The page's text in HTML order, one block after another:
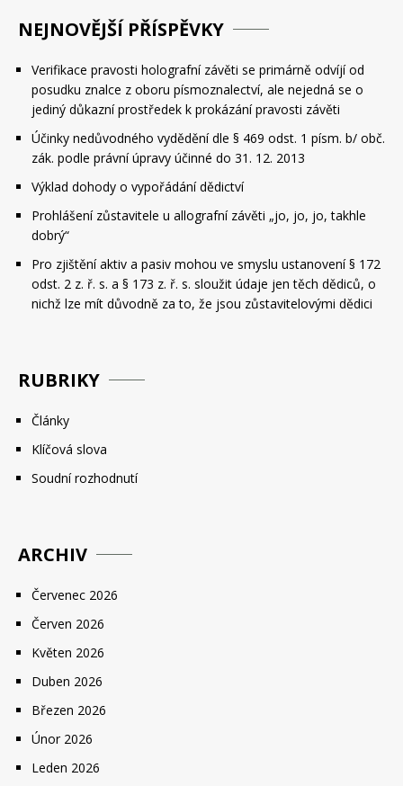
NEJNOVĚJŠÍ PŘÍSPĚVKY
Verifikace pravosti holografní závěti se primárně odvíjí od
posudku znalce z oboru písmoznalectví, ale nejedná se o
jediný důkazní prostředek k prokázání pravosti závěti
Účinky nedůvodného vydědění dle § 469 odst. 1 písm. b/ obč.
zák. podle právní úpravy účinné do 31. 12. 2013
Výklad dohody o vypořádání dědictví
Prohlášení zůstavitele u allografní závěti „jo, jo, jo, takhle
dobrý“
Pro zjištění aktiv a pasiv mohou ve smyslu ustanovení § 172
odst. 2 z. ř. s. a § 173 z. ř. s. sloužit údaje jen těch dědiců, o
nichž lze mít důvodně za to, že jsou zůstavitelovými dědici
RUBRIKY
Články
Klíčová slova
Soudní rozhodnutí
ARCHIV
Červenec 2026
Červen 2026
Květen 2026
Duben 2026
Březen 2026
Únor 2026
Leden 2026